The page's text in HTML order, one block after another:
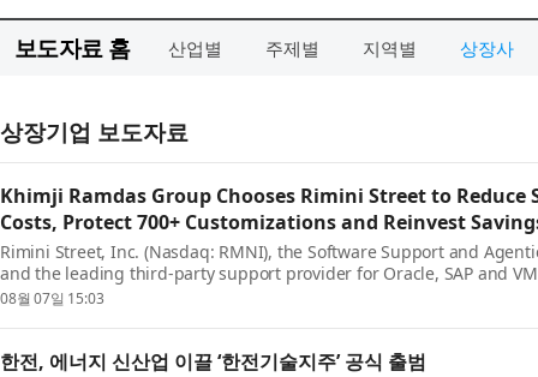
보도자료 홈 산업별 주제별 지역별 상장사
상장기업 보도자료
Khimji Ramdas Group Chooses Rimini Street to Reduce
Costs, Protect 700+ Customizations and Reinvest
Rimini Street, Inc. (Nasdaq: RMNI), the Software Support and
and the leading third-party support provider for Oracle, SAP and
announced that Khimji Ramdas Group...
08월 07일 15:03
한전, 에너지 신산업 이끌 ‘한전기술지주’ 공식 출범